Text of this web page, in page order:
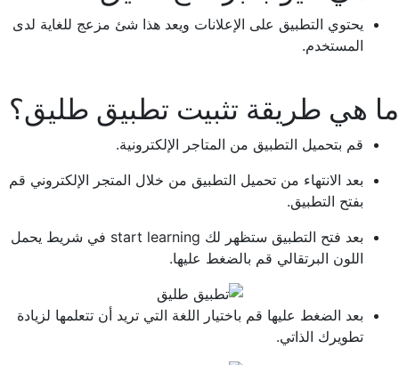
يحتوي التطبيق على الإعلانات ويعد هذا شئ مزعج للغاية لدى
المستخدم.
ما هي طريقة تثبيت تطبيق طليق؟
قم بتحميل التطبيق من المتاجر الإلكترونية.
بعد الانتهاء من تحميل التطبيق من خلال المتجر الإلكتروني قم
بفتح التطبيق.
بعد فتح التطبيق ستظهر لك start learning في شريط يحمل
اللون البرتقالي قم بالضغط عليها.
بعد الضغط عليها قم باختيار اللغة التي تريد أن تتعلمها لزيادة
تطويرك الذاتي.